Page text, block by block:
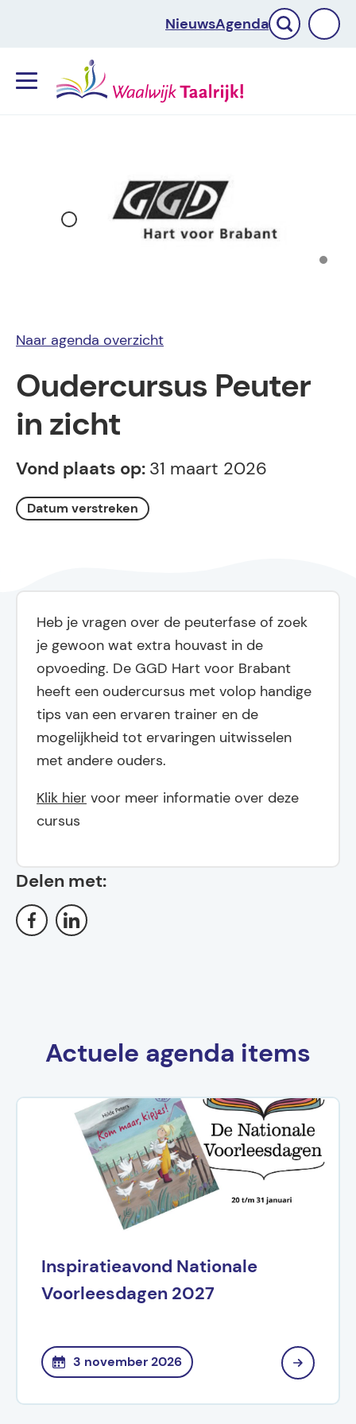
NieuwsAgenda
Menu
Naar agenda overzicht
Oudercursus Peuter
in zicht
Vond plaats op: 31 maart 2026
Datum verstreken
Heb je vragen over de peuterfase of zoek
je gewoon wat extra houvast in de
opvoeding. De GGD Hart voor Brabant
heeft een oudercursus met volop handige
tips van een ervaren trainer en de
mogelijkheid tot ervaringen uitwisselen
met andere ouders.
Klik hier voor meer informatie over deze
cursus
Delen met:
Actuele agenda items
Inspiratieavond Nationale
Voorleesdagen 2027
3 november 2026